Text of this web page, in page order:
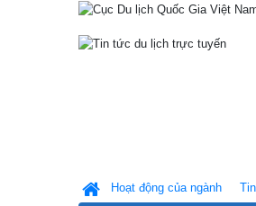
Hoạt động của ngành